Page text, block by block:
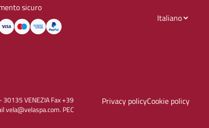
sicuro
30135 VENEZIA Fax +39
PEC
Privacy policyCookie policy